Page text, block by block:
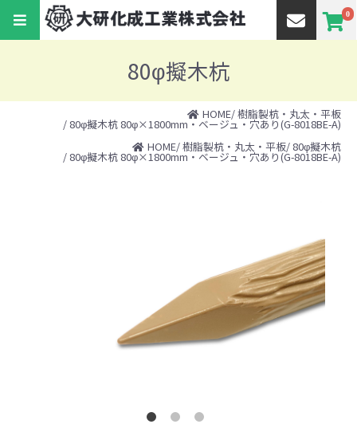
0
80φ擬木杭
HOME/樹脂製杭・丸太・平板
/ 80φ擬木杭 80φ×1800mm・ベージュ・穴あり(G-8018BE-A)
HOME/樹脂製杭・丸太・平板/ 80φ擬木杭
/ 80φ擬木杭 80φ×1800mm・ベージュ・穴あり(G-8018BE-A)